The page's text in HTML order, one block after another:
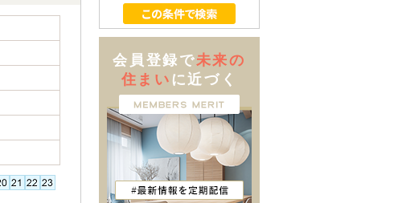
会員登録で未来の
住まい に近づく